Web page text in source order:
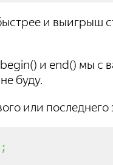
и выигрыш
и end() мы с
буду.
или
;